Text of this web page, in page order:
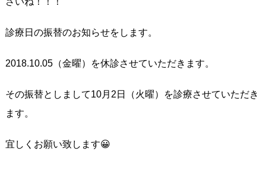
診療日の振替のお知らせをします。
2018.10.05（金曜）を休診させていただきます。
その振替としまして10月2日（火曜）を診療させていただき
ます。
宜しくお願い致します😀